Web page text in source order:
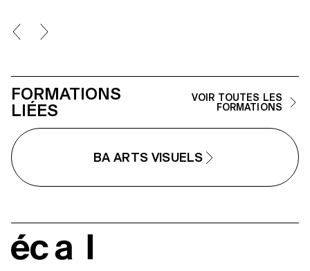
FORMATIONS
LIÉES
VOIR TOUTES LES
FORMATIONS
BA ARTS VISUELS